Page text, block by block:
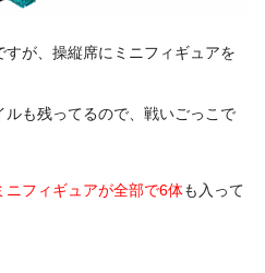
が、操縦席にミニフィギュアを
も残ってるので、戦いごっこで
ニフィギュアが全部で6体も入って